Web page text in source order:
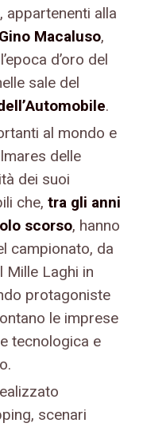
appartenenti alla
Macaluso,
d’oro del
sale del
.
al mondo e
delle
dei suoi
che, tra gli anni
scorso, hanno
campionato, da
Mille Laghi in
protagoniste
le imprese
tecnologica e
scenari